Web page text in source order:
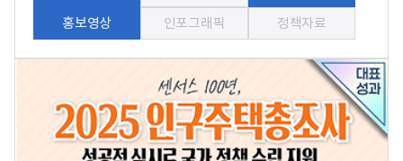
홍보영상 인포그래픽 정책자료